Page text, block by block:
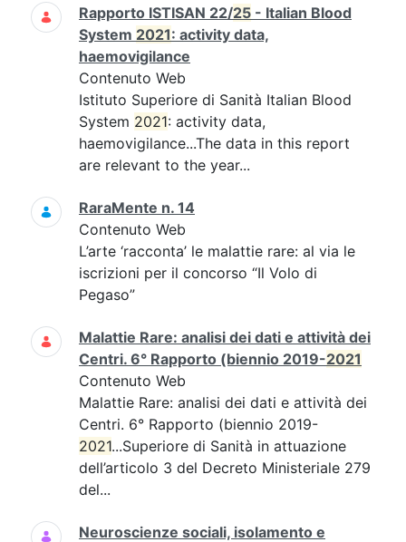
Rapporto ISTISAN 22/25 - Italian Blood
System 2021: activity data,
haemovigilance
Contenuto Web
Istituto Superiore di Sanità Italian Blood
System 2021: activity data,
haemovigilance...The data in this report
are relevant to the year...
RaraMente n. 14
Contenuto Web
L’arte ‘racconta’ le malattie rare: al via le
iscrizioni per il concorso “Il Volo di
Pegaso”
Malattie Rare: analisi dei dati e attività dei
Centri. 6° Rapporto (biennio 2019-2021
Contenuto Web
Malattie Rare: analisi dei dati e attività dei
Centri. 6° Rapporto (biennio 2019-
2021...Superiore di Sanità in attuazione
dell’articolo 3 del Decreto Ministeriale 279
del...
Neuroscienze sociali, isolamento e